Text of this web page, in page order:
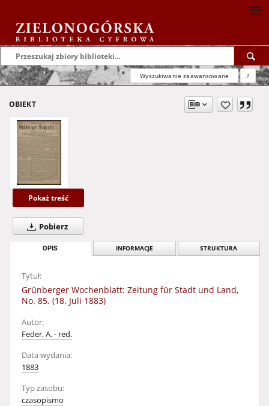
Wyszukiwanie zaawansowane ?
OBIEKT
Pokaż treść
Pobierz
OPIS INFORMACJE STRUKTURA
Tytuł:
Grünberger Wochenblatt: Zeitung für Stadt und Land,
No. 85. (18. Juli 1883)
Autor:
Feder, A. - red.
Data wydania:
1883
Typ zasobu:
czasopismo